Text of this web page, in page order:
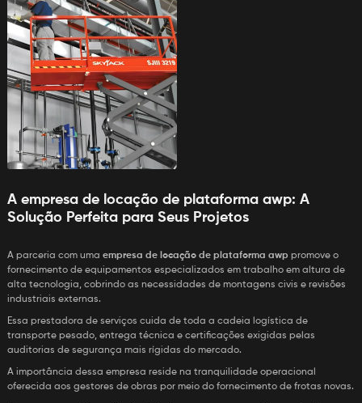
A empresa de locação de plataforma awp: A
Solução Perfeita para Seus Projetos
A parceria com uma empresa de locação de plataforma awp promove o
fornecimento de equipamentos especializados em trabalho em altura de
alta tecnologia, cobrindo as necessidades de montagens civis e revisões
industriais externas.
Essa prestadora de serviços cuida de toda a cadeia logística de
transporte pesado, entrega técnica e certificações exigidas pelas
auditorias de segurança mais rígidas do mercado.
A importância dessa empresa reside na tranquilidade operacional
oferecida aos gestores de obras por meio do fornecimento de frotas novas.